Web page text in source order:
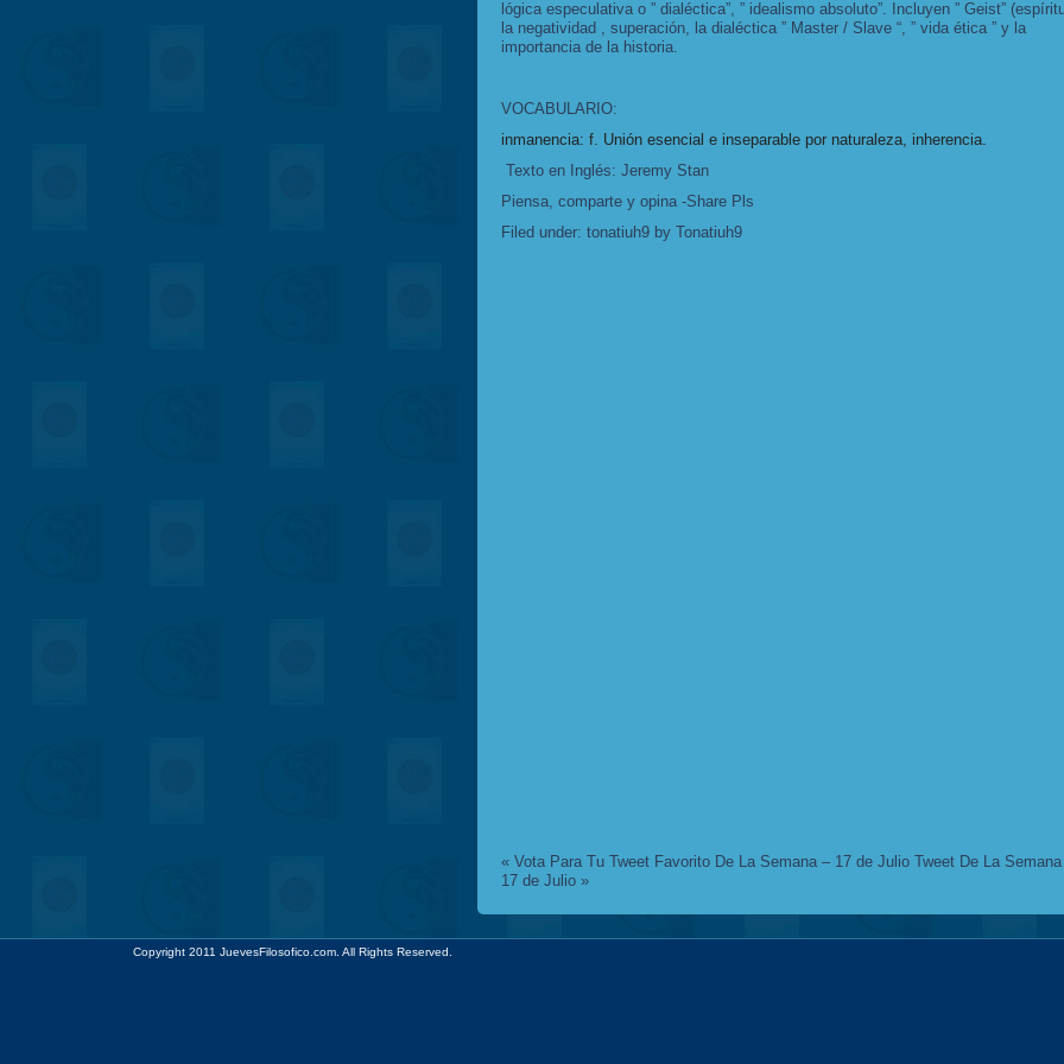
lógica especulativa o ” dialéctica”, ” idealismo absoluto”. Incluyen ” Geist”
la negatividad , superación, la dialéctica ” Master / Slave “, ” vida ética ” y la
importancia de la historia.
VOCABULARIO:
inmanencia: f. Unión esencial e inseparable por naturaleza, inherencia.
Texto en Inglés: Jeremy Stan
Piensa, comparte y opina -Share Pls
Filed under: tonatiuh9 by Tonatiuh9
« Vota Para Tu Tweet Favorito De La Semana – 17 de Julio Tweet De La
17 de Julio »
Copyright 2011 JuevesFilosofico.com. All Rights Reserved.